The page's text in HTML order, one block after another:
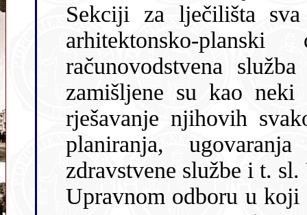
Sekciji za lječilišta sva lječilišta. U Zajednici je
arhitektonsko-planski odjel,
računovodstvena
zamišljene su kao neki
rješavanje njihovih svakodnevih problema i pomaganje kod
planiranja, ugovaranja
zdravstvene službe i t. sl.
Upravnom odboru u koji